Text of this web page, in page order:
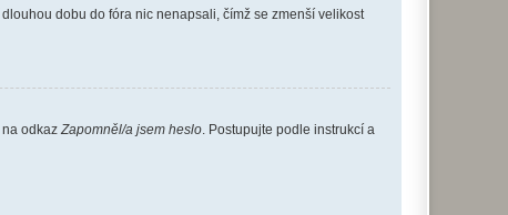
dobu do fóra nic nenapsali, čímž se zmenší velikost
odkaz Zapomněl/a jsem heslo . Postupujte podle instrukcí a